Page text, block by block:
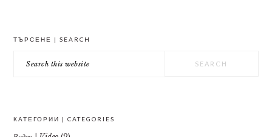
ТЪРСЕНЕ | SEARCH
this
КАТЕГОРИИ | CATEGORIES